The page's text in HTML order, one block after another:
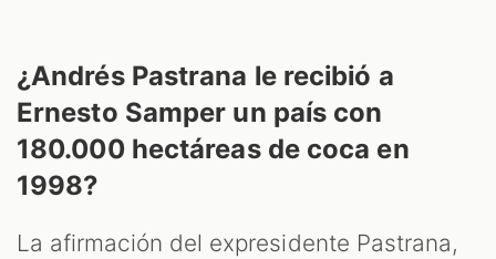
¿Andrés Pastrana le recibió a
Ernesto Samper un país con
180.000 hectáreas de coca en
1998?
La afirmación del expresidente Pastrana,